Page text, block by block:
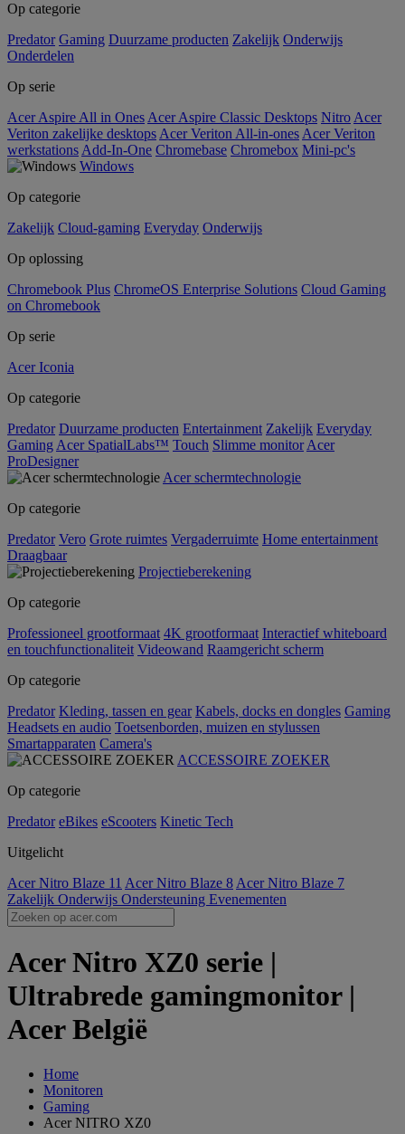
Op categorie
Predator Gaming Duurzame producten Zakelijk Onderwijs
Onderdelen
Op serie
Acer Aspire All in Ones Acer Aspire Classic Desktops Nitro Acer
Veriton zakelijke desktops Acer Veriton All-in-ones Acer Veriton
werkstations Add-In-One Chromebase Chromebox Mini-pc's
Windows
Op categorie
Zakelijk Cloud-gaming Everyday Onderwijs
Op oplossing
Chromebook Plus ChromeOS Enterprise Solutions Cloud Gaming
on Chromebook
Op serie
Acer Iconia
Op categorie
Predator Duurzame producten Entertainment Zakelijk Everyday
Gaming Acer SpatialLabs™ Touch Slimme monitor Acer
ProDesigner
Acer schermtechnologie
Op categorie
Predator Vero Grote ruimtes Vergaderruimte Home entertainment
Draagbaar
Projectieberekening
Op categorie
Professioneel grootformaat 4K grootformaat Interactief whiteboard
en touchfunctionaliteit Videowand Raamgericht scherm
Op categorie
Predator Kleding, tassen en gear Kabels, docks en dongles Gaming
Headsets en audio Toetsenborden, muizen en stylussen
Smartapparaten Camera's
ACCESSOIRE ZOEKER
Op categorie
Predator eBikes eScooters Kinetic Tech
Uitgelicht
Acer Nitro Blaze 11 Acer Nitro Blaze 8 Acer Nitro Blaze 7
Zakelijk Onderwijs Ondersteuning Evenementen
Acer Nitro XZ0 serie |
Ultrabrede gamingmonitor |
Acer België
Home
Monitoren
Gaming
Acer NITRO XZ0